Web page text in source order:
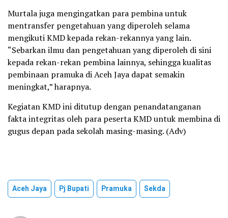
Murtala juga mengingatkan para pembina untuk
mentransfer pengetahuan yang diperoleh selama
mengikuti KMD kepada rekan-rekannya yang lain.
“Sebarkan ilmu dan pengetahuan yang diperoleh di sini
kepada rekan-rekan pembina lainnya, sehingga kualitas
pembinaan pramuka di Aceh Jaya dapat semakin
meningkat,” harapnya.
Kegiatan KMD ini ditutup dengan penandatanganan
fakta integritas oleh para peserta KMD untuk membina di
gugus depan pada sekolah masing-masing. (Adv)
Aceh Jaya Pj Bupati Pramuka Sekda